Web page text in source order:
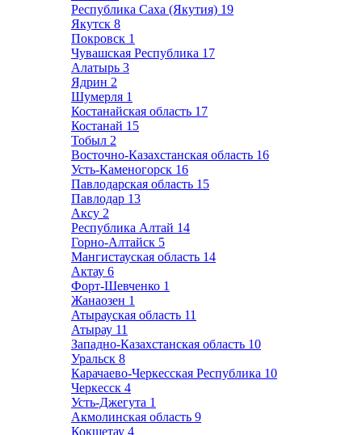
Республика Саха (Якутия) 19
Якутск 8
Покровск 1
Чувашская Республика 17
Алатырь 3
Ядрин 2
Шумерля 1
Костанайская область 17
Костанай 15
Тобыл 2
Восточно-Казахстанская область 16
Усть-Каменогорск 16
Павлодарская область 15
Павлодар 13
Аксу 2
Республика Алтай 14
Горно-Алтайск 5
Мангистауская область 14
Актау 6
Форт-Шевченко 1
Жанаозен 1
Атырауская область 11
Атырау 11
Западно-Казахстанская область 10
Уральск 8
Карачаево-Черкесская Республика 10
Черкесск 4
Усть-Джегута 1
Акмолинская область 9
Кокшетау 4